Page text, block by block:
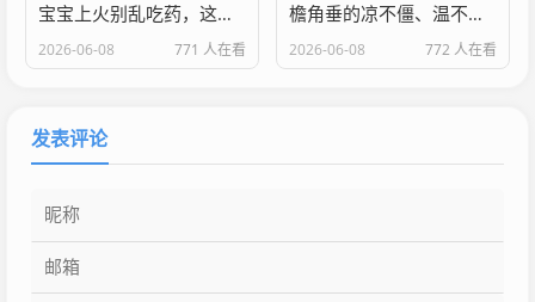
宝宝上火别乱吃药，这几类食物温和灭火还养脾胃
2026-06-08 771 人在看
檐角垂的凉不僵、温不化不是冰棱？是老胶饴！它是什么中药？
2026-06-08 772 人在看
发表评论